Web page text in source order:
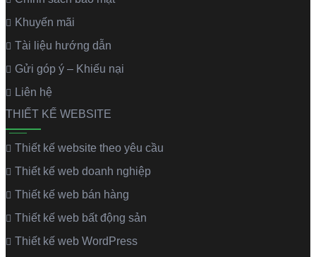
Khuyến mãi
Tài liệu hướng dẫn
Gửi góp ý – Khiếu nại
Liên hệ
THIẾT KẾ WEBSITE
Thiết kế website theo yêu cầu
Thiết kế web doanh nghiệp
Thiết kế web bán hàng
Thiết kế web bất động sản
Thiết kế web WordPress